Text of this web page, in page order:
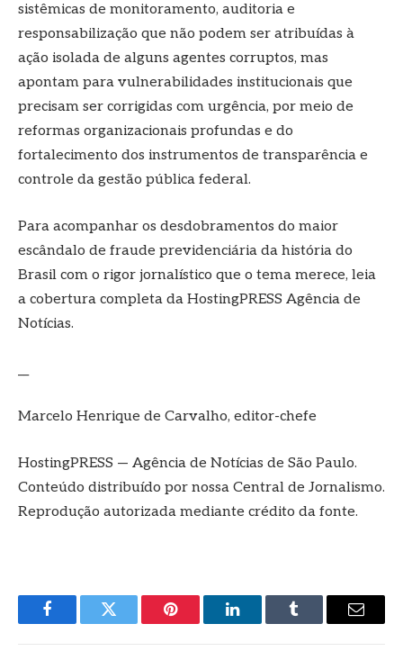
sistêmicas de monitoramento, auditoria e
responsabilização que não podem ser atribuídas à
ação isolada de alguns agentes corruptos, mas
apontam para vulnerabilidades institucionais que
precisam ser corrigidas com urgência, por meio de
reformas organizacionais profundas e do
fortalecimento dos instrumentos de transparência e
controle da gestão pública federal.
Para acompanhar os desdobramentos do maior
escândalo de fraude previdenciária da história do
Brasil com o rigor jornalístico que o tema merece, leia
a cobertura completa da HostingPRESS Agência de
Notícias.
Marcelo Henrique de Carvalho, editor-chefe
HostingPRESS — Agência de Notícias de São Paulo.
Conteúdo distribuído por nossa Central de Jornalismo.
Reprodução autorizada mediante crédito da fonte.
FacebookTwitter Pinterest LinkedInTumblr
E-